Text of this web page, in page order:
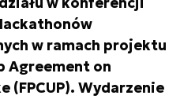
w ramach projektu
Agreement on
(FPCUP). Wydarzenie